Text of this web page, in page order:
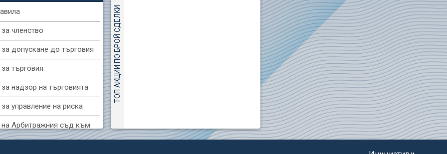
Корадо-БГ
2 EUR
Агрия груп холд
7500
(FIB) ТБ ПИБ
3 3400EUR
членство
допускане до търговия
търговия
надзор на търговията
управление на риска
на Арбитражния съд към
борса
ТОП АКЦИИ ПО БРОЙ СДЕЛКИ